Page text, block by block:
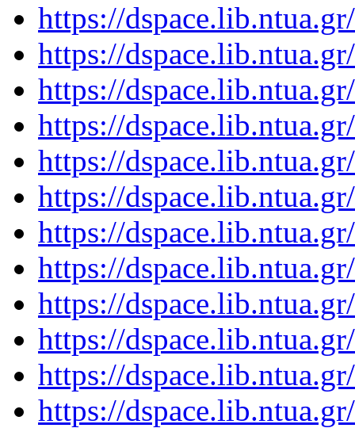
https://
https://
https://
https://
https://
https://
https://
https://
https://
https://
https://
https://